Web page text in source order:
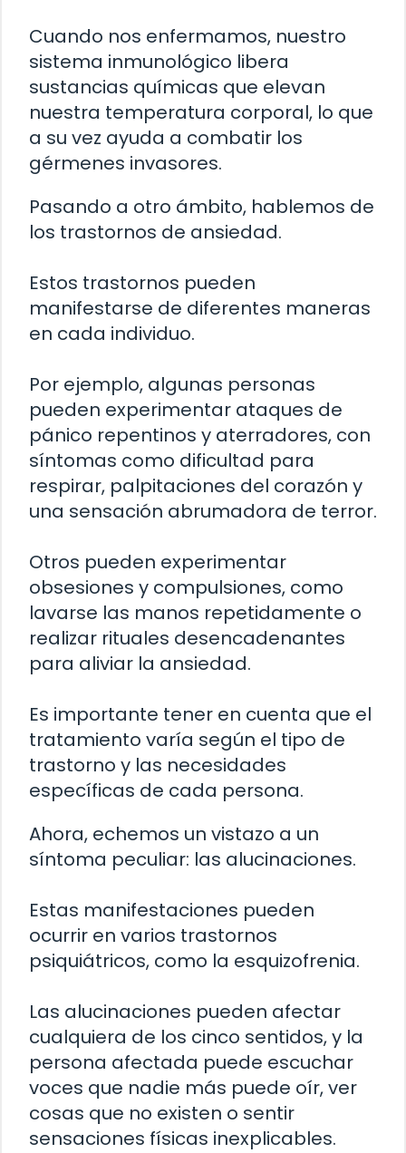
Cuando nos enfermamos, nuestro
sistema inmunológico libera
sustancias químicas que elevan
nuestra temperatura corporal, lo que
a su vez ayuda a combatir los
gérmenes invasores.
Pasando a otro ámbito, hablemos de
los trastornos de ansiedad.
Estos trastornos pueden
manifestarse de diferentes maneras
en cada individuo.
Por ejemplo, algunas personas
pueden experimentar ataques de
pánico repentinos y aterradores, con
síntomas como dificultad para
respirar, palpitaciones del corazón y
una sensación abrumadora de terror.
Otros pueden experimentar
obsesiones y compulsiones, como
lavarse las manos repetidamente o
realizar rituales desencadenantes
para aliviar la ansiedad.
Es importante tener en cuenta que el
tratamiento varía según el tipo de
trastorno y las necesidades
específicas de cada persona.
Ahora, echemos un vistazo a un
síntoma peculiar: las alucinaciones.
Estas manifestaciones pueden
ocurrir en varios trastornos
psiquiátricos, como la esquizofrenia.
Las alucinaciones pueden afectar
cualquiera de los cinco sentidos, y la
persona afectada puede escuchar
voces que nadie más puede oír, ver
cosas que no existen o sentir
sensaciones físicas inexplicables.